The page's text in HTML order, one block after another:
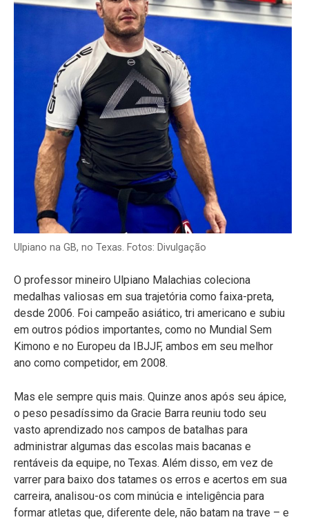
Ulpiano na GB, no Texas. Fotos: Divulgação
O professor mineiro Ulpiano Malachias coleciona
medalhas valiosas em sua trajetória como faixa-preta,
desde 2006. Foi campeão asiático, tri americano e subiu
em outros pódios importantes, como no Mundial Sem
Kimono e no Europeu da IBJJF, ambos em seu melhor
ano como competidor, em 2008.
Mas ele sempre quis mais. Quinze anos após seu ápice,
o peso pesadíssimo da Gracie Barra reuniu todo seu
vasto aprendizado nos campos de batalhas para
administrar algumas das escolas mais bacanas e
rentáveis da equipe, no Texas. Além disso, em vez de
varrer para baixo dos tatames os erros e acertos em sua
carreira, analisou-os com minúcia e inteligência para
formar atletas que, diferente dele, não batam na trave – e